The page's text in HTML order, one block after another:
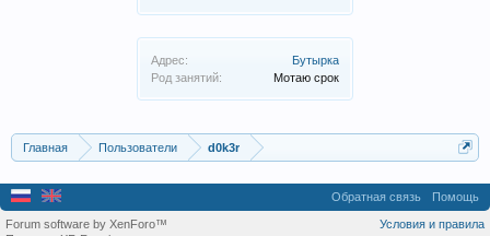
Адрес:
Бутырка
Род занятий:
Мотаю срок
Главная Пользователи d0k3r
Обратная связь Помощь
Условия и правила
Forum software by XenForo™